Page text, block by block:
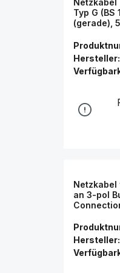
Netzkabel
Typ G (BS
(gerade),
Hersteller:
Netzkabel
an 3-pol
Hersteller: